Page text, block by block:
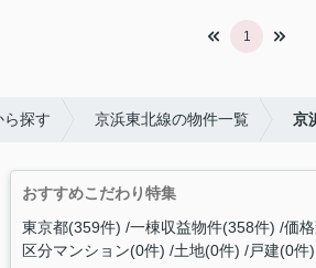
1
ら探す 京浜東北線の物件一覧 京
おすすめこだわり特集
東京都(359件) 一棟収益物件(358件) 価
区分マンション(0件) 土地(0件) 戸建(0件)